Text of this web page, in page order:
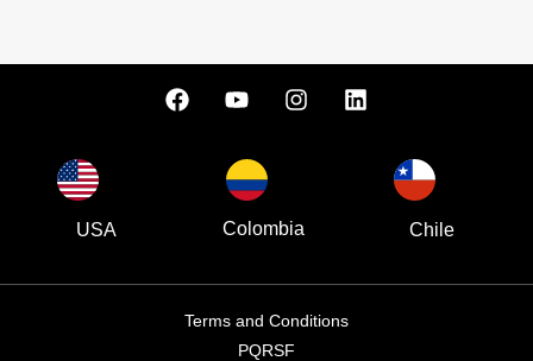
USA Colombia Chile
Terms and Conditions
PQRSF